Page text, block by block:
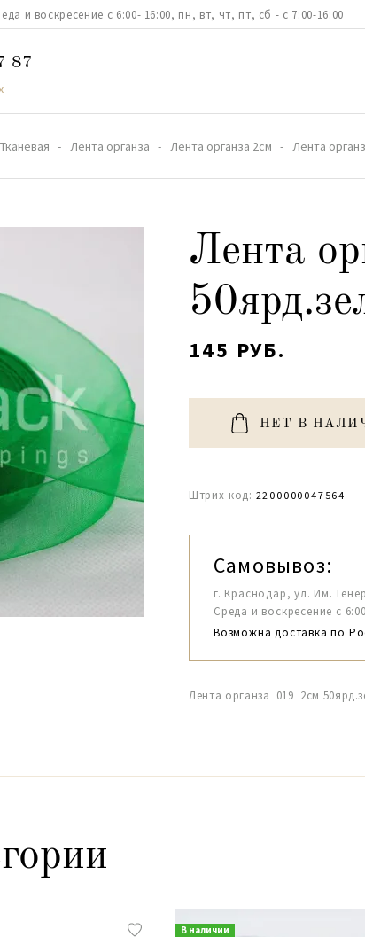
и воскресение с 6:00- 16:00, пн, вт, чт, пт, сб - с 7:00-16:00
87
Тканевая Лента органза Лента органза 2см Лента
Лента
145 РУБ.
НЕТ В
Штрих-код: 2200000047564
Самовывоз:
г. Краснодар, ул. Им.
Среда и воскресение с
Возможна доставка по
Лента органза 019 2см
В наличии